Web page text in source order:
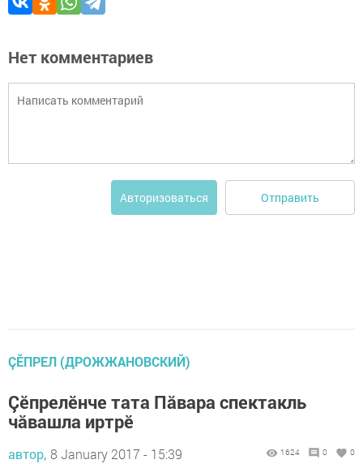
Нет комментариев
Авторизоваться Отправить
ÇĔПРЕЛ (ДРОЖЖАНОВСКИЙ)
Çӗпрелӗнче тата Пăвара спектакль
чăвашла иртрӗ
автор, 8 January 2017 - 15:39 1624 0 0